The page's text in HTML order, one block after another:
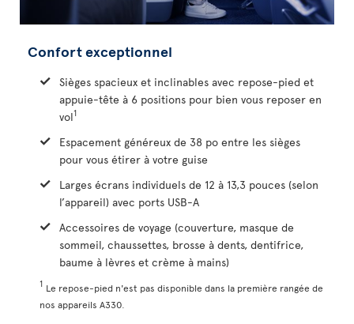
Confort exceptionnel
Sièges spacieux et inclinables avec repose-pied et
appuie-tête à 6 positions pour bien vous reposer en
vol1
Espacement généreux de 38 po entre les sièges
pour vous étirer à votre guise
Larges écrans individuels de 12 à 13,3 pouces (selon
l’appareil) avec ports USB-A
Accessoires de voyage (couverture, masque de
sommeil, chaussettes, brosse à dents, dentifrice,
baume à lèvres et crème à mains)
1 Le repose-pied n'est pas disponible dans la première rangée de
nos appareils A330.